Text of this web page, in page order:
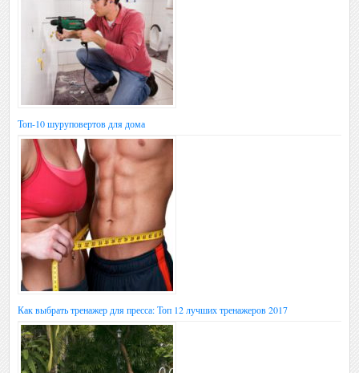
Топ-10 шуруповертов для дома
Как выбрать тренажер для пресса: Топ 12 лучших тренажеров 2017